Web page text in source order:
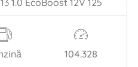
104.328